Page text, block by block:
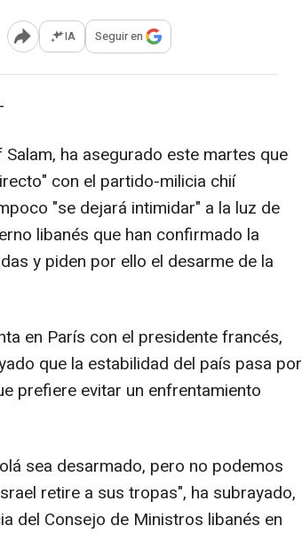
Abrir opciones para compartir
IA Seguir en
ha asegurado este martes que
con el partido-milicia chií
"se dejará intimidar" a la luz de
libanés que han confirmado la
y piden por ello el desarme de la
en París con el presidente francés,
que la estabilidad del país pasa por
prefiere evitar un enfrentamiento
sea desarmado, pero no podemos
retire a sus tropas", ha subrayado,
del Consejo de Ministros libanés en